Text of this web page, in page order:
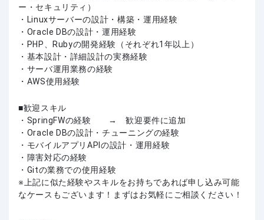
ー・セキュリティ）
・Linuxサーバーの設計・構築・運用経験
・Oracle DBの設計・運用経験
・PHP、Rubyの開発経験（それぞれ1年以上）
・基本設計・詳細設計の実務経験
・サーバ運用業務の経験
・AWS使用経験
歓迎スキル
・SpringFWの経験 → 歓迎要件に追加
・Oracle DBの設計・チューニングの経験
・モバイルアプリAPIの設計・運用経験
・障害対応の経験
・Gitの業務での使用経験
上記に似た経験やスキルをお持ちであれば申し込み可能
なケースもございます！まずはお気軽にご相談ください！